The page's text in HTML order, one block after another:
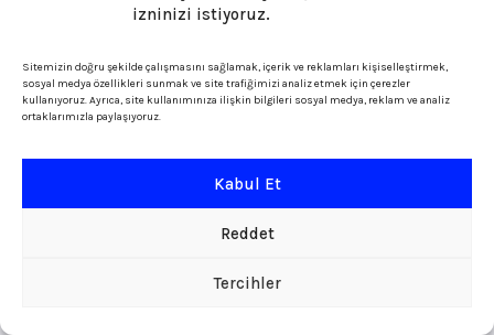
izninizi istiyoruz.
Sitemizin doğru şekilde çalışmasını sağlamak, içerik ve reklamları kişiselleştirmek,
sosyal medya özellikleri sunmak ve site trafiğimizi analiz etmek için çerezler
kullanıyoruz. Ayrıca, site kullanımınıza ilişkin bilgileri sosyal medya, reklam ve analiz
ortaklarımızla paylaşıyoruz.
Kabul Et
Reddet
Tercihler